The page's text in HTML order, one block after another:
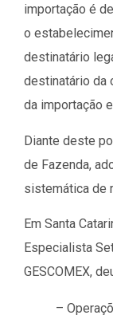
importação é
o
destinatário
destinatário da
da importação
Diante deste
de Fazenda,
sistemática de
Em Santa
Especialista
GESCOMEX,
–